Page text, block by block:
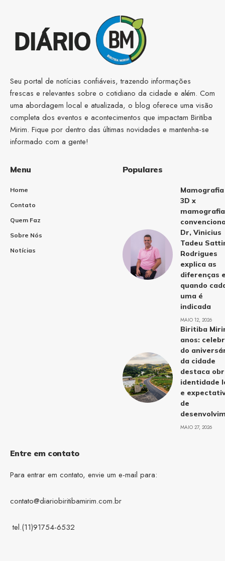
Seu portal de notícias confiáveis, trazendo informações
frescas e relevantes sobre o cotidiano da cidade e além. Com
uma abordagem local e atualizada, o blog oferece uma visão
completa dos eventos e acontecimentos que impactam Biritiba
Mirim. Fique por dentro das últimas novidades e mantenha-se
informado com a gente!
Menu
Home
Contato
Quem Faz
Sobre Nós
Notícias
Populares
Mamografia
3D x
mamografia
Dr, Vinicius
Tadeu
Rodrigues
explica as
diferenças
quando
uma é
indicada
MAIO 12, 2026
Biritiba
anos:
do
da cidade
destaca
identidade
e
de
MAIO 27, 2026
Entre em contato
Para entrar em contato, envie um e-mail para:
contato@diariobiritibamirim.com.br
tel.(11)91754-6532